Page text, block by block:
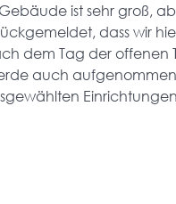
ist sehr groß,
dass wir
dem Tag der offenen
auch